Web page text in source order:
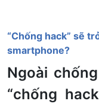
“Chống hack” sẽ
smartphone?
Ngoài
“chống